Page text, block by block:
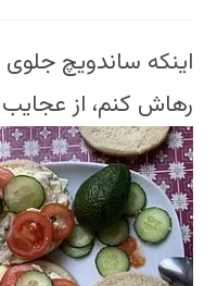
اینکه ساندویچ
رهاش کنم، از عجایب